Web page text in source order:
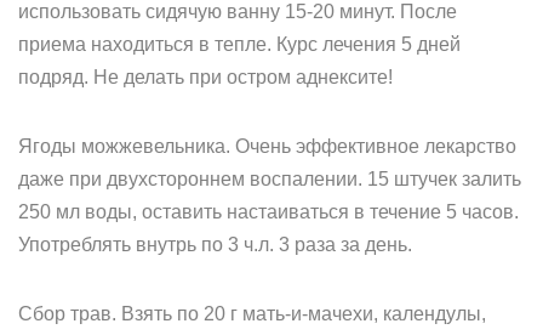
использовать сидячую ванну 15-20 минут. После
приема находиться в тепле. Курс лечения 5 дней
подряд. Не делать при остром аднексите!
Ягоды можжевельника. Очень эффективное лекарство
даже при двухстороннем воспалении. 15 штучек залить
250 мл воды, оставить настаиваться в течение 5 часов.
Употреблять внутрь по 3 ч.л. 3 раза за день.
Сбор трав. Взять по 20 г мать-и-мачехи, календулы,